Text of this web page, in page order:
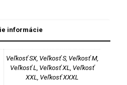
informácie
Veľkosť SX, Veľkosť S, Veľkosť M,
Veľkosť L, Veľkosť XL, Veľkosť
XXL, Veľkosť XXXL